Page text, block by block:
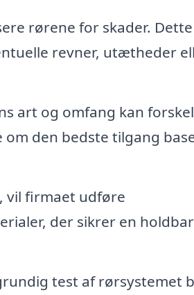
rørene for skader. Dette
revner, utætheder
art og omfang kan
den bedste tilgang
vil firmaet udføre
der sikrer en
test af rørsystemet